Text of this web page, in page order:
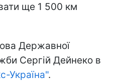
ще 1 500 км
Державної
Сергій Дейнеко в
Україна".